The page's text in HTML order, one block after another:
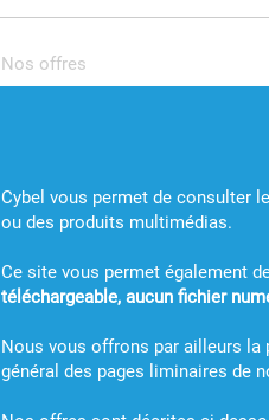
Nos offres
Cybel vous permet de consulter
ou des produits multimédias.
Ce site vous permet également
téléchargeable, aucun fichier
Nous vous offrons par ailleurs la
général des pages liminaires de